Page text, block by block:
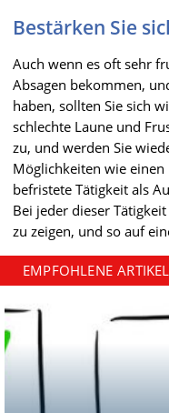
Bestärken Sie
Auch wenn es oft sehr
Absagen bekommen,
haben, sollten Sie sich
schlechte Laune und
zu, und werden Sie
Möglichkeiten wie
befristete Tätigkeit als
Bei jeder dieser
zu zeigen, und so auf
EMPFOHLENE